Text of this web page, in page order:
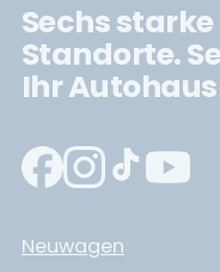
Sechs
Standorte.
Ihr Autohaus
Neuwagen